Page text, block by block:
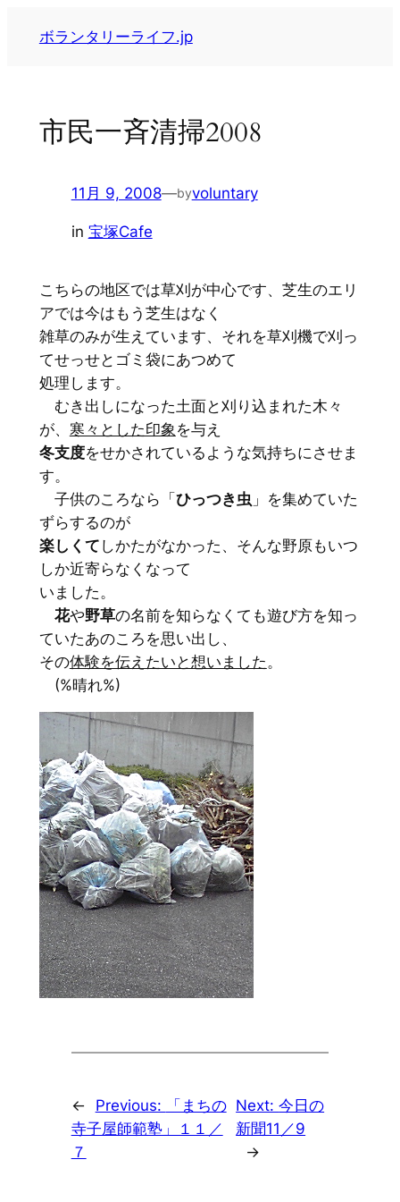
ボランタリーライフ.jp
市民一斉清掃2008
11月 9, 2008—byvoluntary
in 宝塚Cafe
こちらの地区では草刈が中心です、芝生のエリ
アでは今はもう芝生はなく
雑草のみが生えています、それを草刈機で刈っ
てせっせとゴミ袋にあつめて
処理します。
むき出しになった土面と刈り込まれた木々
が、 寒々とした印象を与え
冬支度をせかされているような気持ちにさせま
す。
子供のころなら「 ひっつき虫」を集めていた
ずらするのが
楽しくて しかたがなかった、そんな野原もいつ
しか近寄らなくなって
いました。
花や野草の名前を知らなくても遊び方を知っ
ていたあのころを思い出し、
その体験を伝えたいと想いました。
(%晴れ%)
← Previous:
「まちの
寺子屋師範塾」１１／
７
Next:今日の
新聞11／9
→